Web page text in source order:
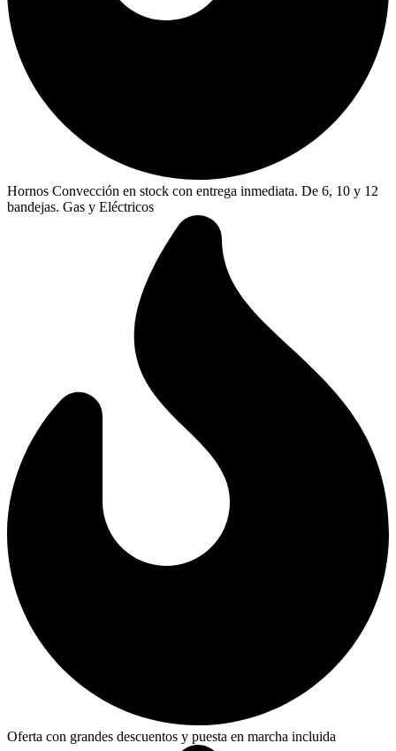
Hornos Convección en stock con entrega inmediata. De 6, 10 y 12
bandejas. Gas y Eléctricos
Oferta con grandes descuentos y puesta en marcha incluida